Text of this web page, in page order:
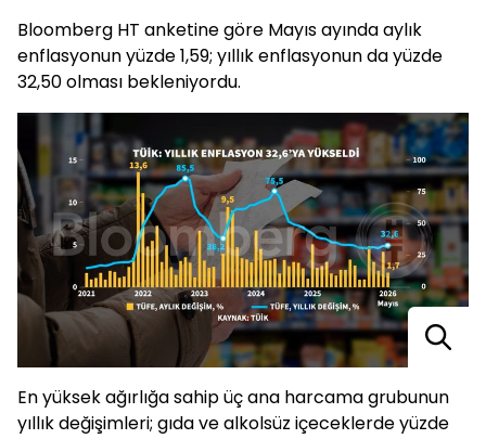
Bloomberg HT anketine göre Mayıs ayında aylık
enflasyonun yüzde 1,59; yıllık enflasyonun da yüzde
32,50 olması bekleniyordu.
En yüksek ağırlığa sahip üç ana harcama grubunun
yıllık değişimleri; gıda ve alkolsüz içeceklerde yüzde